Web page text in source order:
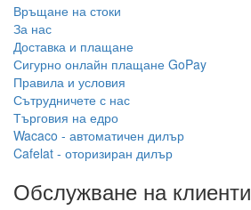
Връщане на стоки
За нас
Доставка и плащане
Сигурно онлайн плащане GoPay
Правила и условия
Сътрудничете с нас
Търговия на едро
Wacaco - автоматичен дилър
Cafelat - оторизиран дилър
Обслужване на клиенти